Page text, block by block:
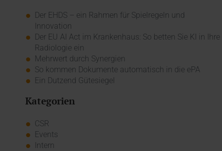
Der EHDS – ein Rahmen für Spielregeln und
Innovation
Der EU AI Act im Krankenhaus: So betten Sie KI in Ihre
Radiologie ein
Mehrwert durch Synergien
So kommen Dokumente automatisch in die ePA
Ein Dutzend Gütesiegel
Kategorien
CSR
Events
Intern